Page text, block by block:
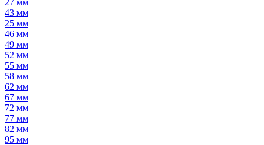
27 мм
43 мм
25 мм
46 мм
49 мм
52 мм
55 мм
58 мм
62 мм
67 мм
72 мм
77 мм
82 мм
95 мм